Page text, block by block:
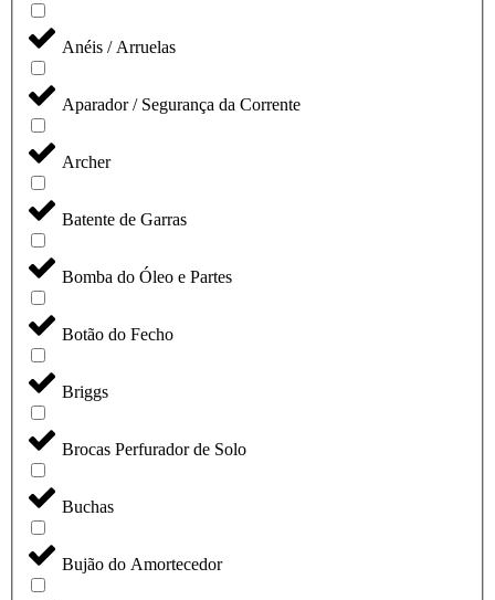
Anéis / Arruelas
Aparador / Segurança da Corrente
Archer
Batente de Garras
Bomba do Óleo e Partes
Botão do Fecho
Briggs
Brocas Perfurador de Solo
Buchas
Bujão do Amortecedor